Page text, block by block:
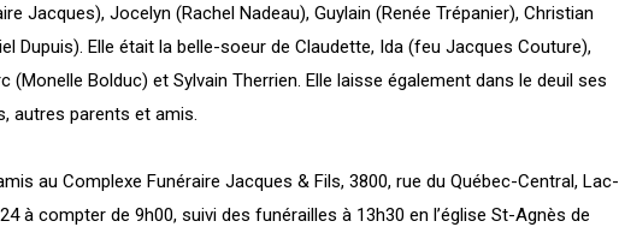
Jacques), Jocelyn (Rachel Nadeau), Guylain (Renée Trépanier), Christian
Dupuis). Elle était la belle-soeur de Claudette, Ida (feu Jacques Couture),
(Monelle Bolduc) et Sylvain Therrien. Elle laisse également dans le deuil ses
autres parents et amis.
au Complexe Funéraire Jacques & Fils, 3800, rue du Québec-Central, Lac-
à compter de 9h00, suivi des funérailles à 13h30 en l’église St-Agnès de